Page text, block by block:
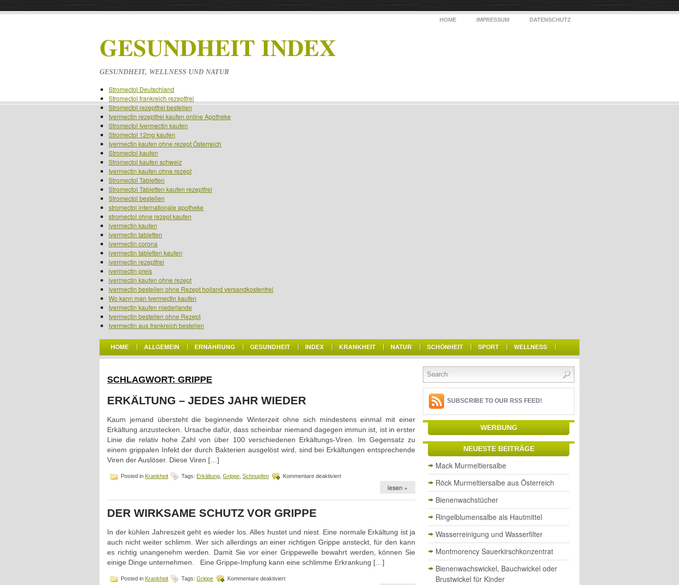
HOME IMPRESSUM DATENSCHUTZ
GESUNDHEIT INDEX
GESUNDHEIT, WELLNESS UND NATUR
Stromectol Deutschland
Stromectol frankreich rezeptfrei
Stromectol rezeptfrei bestellen
Ivermectin rezeptfrei kaufen online Apotheke
Stromectol Ivermectin kaufen
Stromectol 12mg kaufen
Ivermectin kaufen ohne rezept Österreich
Stromectol kaufen
Stromectol kaufen schweiz
Ivermectin kaufen ohne rezept
Stromectol Tabletten
Stromectol Tabletten kaufen rezeptfrei
Stromectol bestellen
stromectol internationale apotheke
stromectol ohne rezept kaufen
ivermectin kaufen
ivermectin tabletten
ivermectin corona
ivermectin tabletten kaufen
ivermectin rezeptfrei
ivermectin preis
ivermectin kaufen ohne rezept
Ivermectin bestellen ohne Rezept holland versandkostenfrei
Wo kann man Ivermectin kaufen
Ivermectin kaufen niederlande
Ivermectin bestellen ohne Rezept
Ivermectin aus frankreich bestellen
HOME ALLGEMEIN ERNÄHRUNG GESUNDHEIT INDEX KRANKHEIT NATUR SCHÖNHEIT SPORT WELLNESS
SCHLAGWORT: GRIPPE
ERKÄLTUNG – JEDES JAHR WIEDER
Kaum jemand übersteht die beginnende Winterzeit ohne sich mindestens einmal mit einer
Erkältung anzustecken. Ursache dafür, dass scheinbar niemand dagegen immun ist, ist in erster
Linie die relativ hohe Zahl von über 100 verschiedenen Erkältungs-Viren. Im Gegensatz zu
einem grippalen Infekt der durch Bakterien ausgelöst wird, sind bei Erkältungen entsprechende
Viren der Auslöser. Diese Viren […]
Posted in Krankheit Tags: Erkältung Grippe Schnupfen Kommentare deaktiviertfür
jedes
lesen »
DER WIRKSAME SCHUTZ VOR GRIPPE
In der kühlen Jahreszeit geht es wieder los. Alles hustet und niest. Eine normale Erkältung ist ja
auch nicht weiter schlimm. Wer sich allerdings an einer richtigen Grippe ansteckt, für den kann
es richtig unangenehm werden. Damit Sie vor einer Grippewelle bewahrt werden, können Sie
einige Dinge unternehmen. Eine Grippe-Impfung kann eine schlimme Erkrankung […]
Posted in Krankheit Tags: Grippe Kommentare deaktiviertfür
SUBSCRIBE TO OUR RSS FEED!
WERBUNG
NEUESTE BEITRÄGE
Mack Murmeltiersalbe
Röck Murmeltiersalbe aus Österreich
Bienenwachstücher
Ringelblumensalbe als Hautmittel
Wasserreinigung und Wasserfilter
Montmorency Sauerkirschkonzentrat
Bienenwachswickel, Bauchwickel oder
Brustwickel für Kinder